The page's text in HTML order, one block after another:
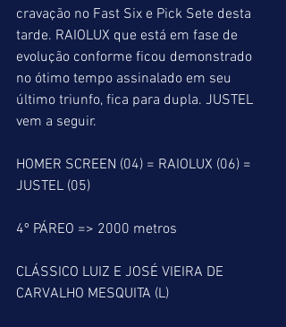
cravação no Fast Six e Pick Sete desta
tarde. RAIOLUX que está em fase de
evolução conforme ficou demonstrado
no ótimo tempo assinalado em seu
último triunfo, fica para dupla. JUSTEL
vem a seguir.
HOMER SCREEN (04) = RAIOLUX (06) =
JUSTEL (05)
4º PÁREO => 2000 metros
CLÁSSICO LUIZ E JOSÉ VIEIRA DE
CARVALHO MESQUITA (L)